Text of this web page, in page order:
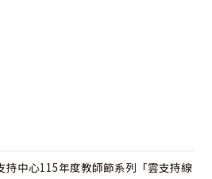
持中心115年度教師節系列「雲支持線